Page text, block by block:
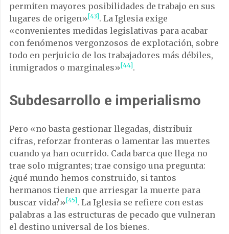
permiten mayores posibilidades de trabajo en sus
lugares de origen»[43]. La Iglesia exige
«convenientes medidas legislativas para acabar
con fenómenos vergonzosos de explotación, sobre
todo en perjuicio de los trabajadores más débiles,
inmigrados o marginales»[44].
Subdesarrollo e imperialismo
Pero «no basta gestionar llegadas, distribuir
cifras, reforzar fronteras o lamentar las muertes
cuando ya han ocurrido. Cada barca que llega no
trae solo migrantes; trae consigo una pregunta:
¿qué mundo hemos construido, si tantos
hermanos tienen que arriesgar la muerte para
buscar vida?»[45]. La Iglesia se refiere con estas
palabras a las estructuras de pecado que vulneran
el destino universal de los bienes.